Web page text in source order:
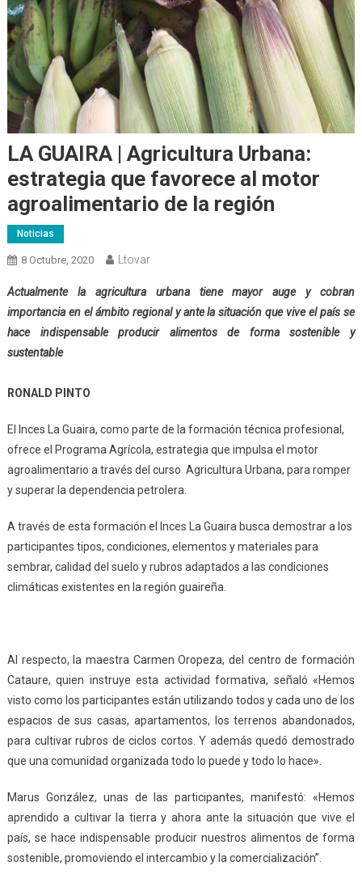
LA GUAIRA | Agricultura Urbana:
estrategia que favorece al motor
agroalimentario de la región
Noticias
8 Octubre, 2020 Ltovar
Actualmente la agricultura urbana tiene mayor auge y cobran
importancia en el ámbito regional y ante la situación que vive el país se
hace indispensable producir alimentos de forma sostenible y
sustentable
RONALD PINTO
El Inces La Guaira, como parte de la formación técnica profesional,
ofrece el Programa Agrícola, estrategia que impulsa el motor
agroalimentario a través del curso Agricultura Urbana, para romper
y superar la dependencia petrolera.
A través de esta formación el Inces La Guaira busca demostrar a los
participantes tipos, condiciones, elementos y materiales para
sembrar, calidad del suelo y rubros adaptados a las condiciones
climáticas existentes en la región guaireña.
Al respecto, la maestra Carmen Oropeza, del centro de formación
Cataure, quien instruye esta actividad formativa, señaló «Hemos
visto como los participantes están utilizando todos y cada uno de los
espacios de sus casas, apartamentos, los terrenos abandonados,
para cultivar rubros de ciclos cortos. Y además quedó demostrado
que una comunidad organizada todo lo puede y todo lo hace».
Marus González, unas de las participantes, manifestó: «Hemos
aprendido a cultivar la tierra y ahora ante la situación que vive el
país, se hace indispensable producir nuestros alimentos de forma
sostenible, promoviendo el intercambio y la comercialización”.